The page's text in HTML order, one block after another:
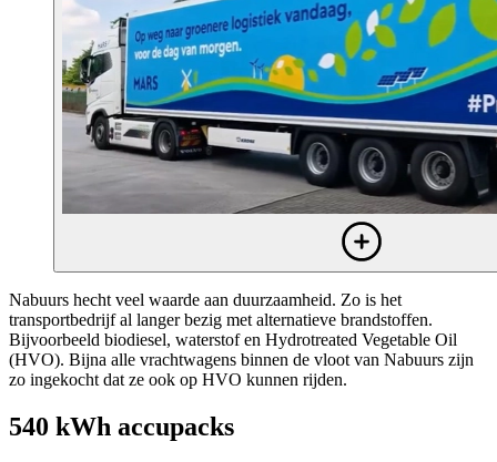
Nabuurs hecht veel waarde aan duurzaamheid. Zo is het
transportbedrijf al langer bezig met alternatieve brandstoffen.
Bijvoorbeeld biodiesel, waterstof en Hydrotreated Vegetable Oil
(HVO). Bijna alle vrachtwagens binnen de vloot van Nabuurs zijn
zo ingekocht dat ze ook op HVO kunnen rijden.
540 kWh accupacks